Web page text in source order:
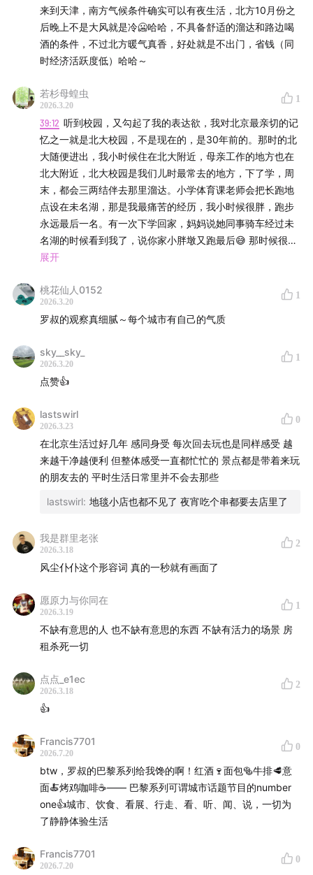
探索北京的文化之旅：寻找古代与现代的交汇点
45:50
北京城市发展的挑战与机遇：如何打造更有活力的
城市空间？
北京人的悲哀与追寻：为何留下的人们感到迷茫与
失落？
北京之行：探寻城市背后的情绪价值与文化魅力
/Staff
主播 | 罗叔、大武、羊行
制作 | 老段
文案 | 燃烧吧罗叔
后期 | FirePod莎莎
/BGM List
片头：邓泽西 - 毒蘑菇
片尾：HONNE - HAPPY DAY
/Contact
新浪微博：@燃烧吧罗叔
抖音：燃烧吧罗叔
公众号：头号玩家toGo
听众群：添加微信luoyoucai，或扫描下方二维码，跟我
们一起聊天～
来到天津，南方气候条件确实可以有夜生活，北方10月份之
后晚上不是大风就是冷🥶哈哈，不具备舒适的溜达和路边喝
酒的条件，不过北方暖气真香，好处就是不出门，省钱（同
时经济活跃度低）哈哈～
若杉母蝗虫
2026.3.20
1
39:12 听到校园，又勾起了我的表达欲，我对北京最亲切的记
忆之一就是北大校园，不是现在的，是30年前的。那时的北
大随便进出，我小时候住在北大附近，母亲工作的地方也在
北大附近，北大校园是我们儿时最常去的地方，下了学，周
末，都会三两结伴去那里溜达。小学体育课老师会把长跑地
点设在未名湖，那是我最痛苦的经历，我小时候很胖，跑步
永远最后一名。有一次下学回家，妈妈说她同事骑车经过未
名湖的时候看到我了，说你家小胖墩又跑最后😅 那时候很多
人上下班会穿行北大校园，我观察到有人骑车过东门保安站
求过门口时要下车的，但时间久了，大家都懈怠了，很多人
直接骑过），我那时就有样学样，感觉自己像个小大人似的
😆 那时的北大对我来说是亲切的，我那时喜欢北大就像喜欢
深知自己不配再喜欢北大了。 我理解如果不管控人流的话，
北大的校园怕是难以成为校园了。总之，我很幸运曾经能够
那么亲切地爱过北大，虽然只是一厢情愿。
展开
桃花仙人0152
2026.3.20
1
罗叔的观察真细腻～每个城市有自己的气质
sky__sky_
2026.3.20
1
点赞👍
lastswirl
2026.3.23
0
在北京生活过好几年 感同身受 每次回去玩也是同样感受 越
来越干净越便利 但整体感受一直都忙忙的 景点都是带着来玩
的朋友去的 平时生活日常里并不会去那些
lastswirl: 地毯小店也都不见了 夜宵吃个串都要去店里了
我是群里老张
2026.3.18
2
风尘仆仆这个形容词 真的一秒就有画面了
愿原力与你同在
2026.3.19
1
不缺有意思的人 也不缺有意思的东西 不缺有活力的场景 房
租杀死一切
点点_e1ec
2026.3.18
2
👍
Francis7701
2026.7.20
0
btw，罗叔的巴黎系列给我馋的啊！红酒🍷面包🥯牛排🥩意
面🍝烤鸡咖啡☕️—— 巴黎系列可谓城市话题节目的number
one👍城市、饮食、看展、行走、看、听、闻、说，一切为
了静静体验生活
Francis7701
2026.7.20
0